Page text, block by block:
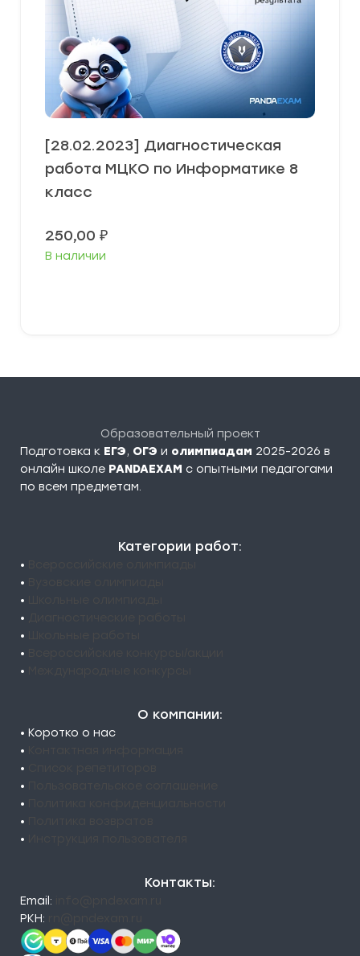
[28.02.2023] Диагностическая
работа МЦКО по Информатике 8
класс
250,00 ₽
В наличии
Образовательный проект
Подготовка к ЕГЭ, ОГЭ и олимпиадам 2025-2026 в
онлайн школе PANDAEXAM c опытными педагогами
по всем предметам.
Категории работ:
•
•
•
•
•
•
•
О компании:
• Коротко о нас
•
•
•
•
•
•
Контакты:
Email:
РКН: